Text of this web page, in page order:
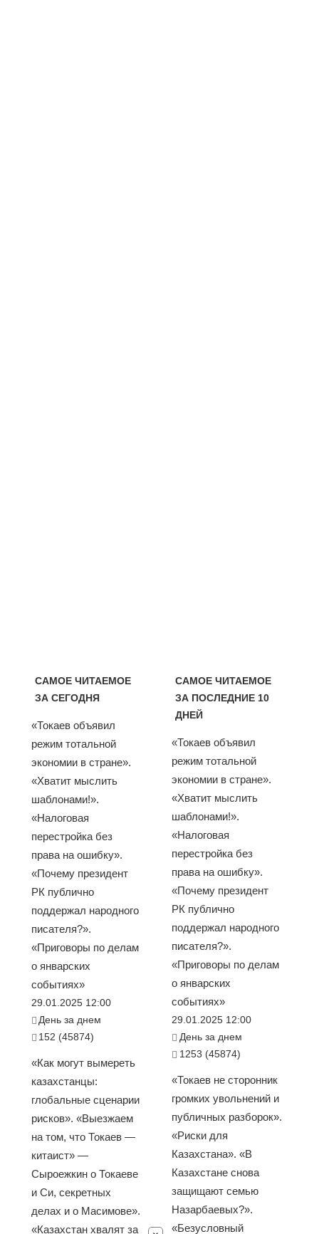
САМОЕ ЧИТАЕМОЕ
ЗА СЕГОДНЯ
«Токаев объявил
режим тотальной
экономии в стране».
«Хватит мыслить
шаблонами!».
«Налоговая
перестройка без
права на ошибку».
«Почему президент
РК публично
поддержал народного
писателя?».
«Приговоры по делам
о январских
событиях»
29.01.2025 12:00
День за днем
152 (45874)
«Как могут вымереть
казахстанцы:
глобальные сценарии
рисков». «Выезжаем
на том, что Токаев —
китаист» —
Сыроежкин о Токаеве
и Си, секретных
делах и о Масимове».
«Казахстан хвалят за
САМОЕ ЧИТАЕМОЕ
ЗА ПОСЛЕДНИЕ 10
ДНЕЙ
«Токаев объявил
режим тотальной
экономии в стране».
«Хватит мыслить
шаблонами!».
«Налоговая
перестройка без
права на ошибку».
«Почему президент
РК публично
поддержал народного
писателя?».
«Приговоры по делам
о январских
событиях»
29.01.2025 12:00
День за днем
1253 (45874)
«Токаев не сторонник
громких увольнений и
публичных разборок».
«Риски для
Казахстана». «В
Казахстане снова
защищают семью
Назарбаевых?».
«Безусловный